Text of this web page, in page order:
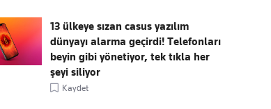
13 ülkeye sızan casus yazılım
dünyayı alarma geçirdi! Telefonları
beyin gibi yönetiyor, tek tıkla her
şeyi siliyor
Kaydet